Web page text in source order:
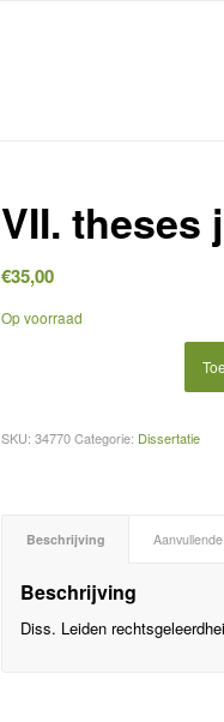
VII. theses
€35,00
Op voorraad
SKU:34770 Categorie: Dissertatie
Beschrijving
Beschrijving
Diss. Leiden